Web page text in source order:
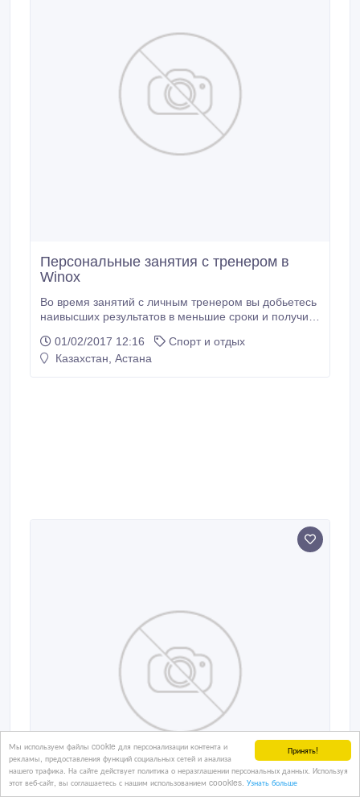
Принять!
Мы используем файлы cookie для персонализации контента и
рекламы, предоставления функций социальных сетей и анализа
нашего трафика. На сайте действует политика о неразглашении персональных данных. Используя
этот веб-сайт, вы соглашаетесь с нашим использованием coookies. Узнать больше
Персональные занятия с тренером в
Winox
Во время занятий с личным тренером вы добьетесь
наивысших результатов в меньшие сроки и получите
именно ваш персональный тренер сможет: -
провести фитнес-тестирование, которое позволит
01/02/2017 12:16
Спорт и отдых
Казахстан, Астана